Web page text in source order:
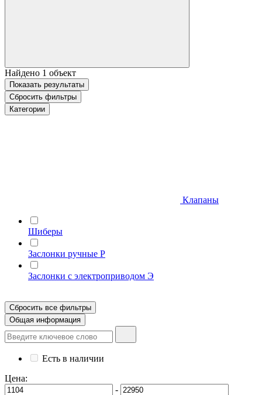
Найдено 1 объект
Показать результаты
Сбросить фильтры
Категории
Клапаны
Шиберы
Заслонки ручные Р
Заслонки с электроприводом Э
Сбросить все фильтры
Общая информация
Есть в наличии
Цена:
-